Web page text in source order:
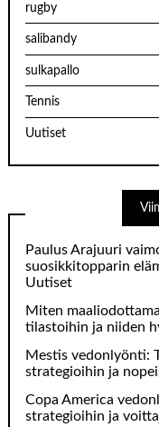
rugby
salibandy
sulkapallo
Tennis
Uutiset
Paulus Arajuuri
suosikkitopparin
Uutiset
Miten
tilastoihin ja niiden
Mestis vedonlyönti:
strategioihin ja
Copa America
strategioihin ja